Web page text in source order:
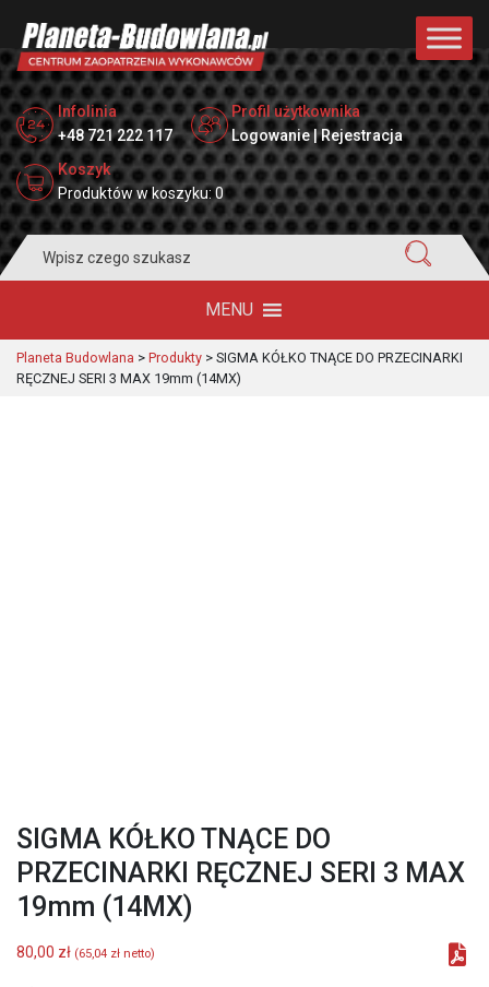
Infolinia
+48 721 222 117
Profil użytkownika
Logowanie | Rejestracja
Koszyk
Produktów w koszyku: 0
for:
MENU
Planeta Budowlana > Produkty > SIGMA KÓŁKO TNĄCE DO PRZECINARKI
RĘCZNEJ SERI 3 MAX 19mm (14MX)
SIGMA KÓŁKO TNĄCE DO
PRZECINARKI RĘCZNEJ SERI 3 MAX
19mm (14MX)
80,00 zł (65,04 zł netto)